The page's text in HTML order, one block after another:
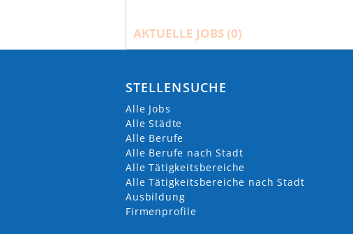
AKTUELLE JOBS (0)
STELLENSUCHE
Alle Jobs
Alle Städte
Alle Berufe
Alle Berufe nach Stadt
Alle Tätigkeitsbereiche
Alle Tätigkeitsbereiche nach Stadt
Ausbildung
Firmenprofile